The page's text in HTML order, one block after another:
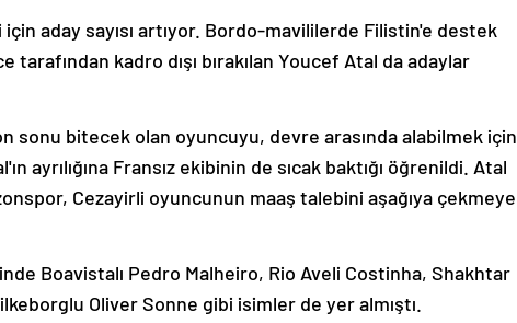
aday sayısı artıyor. Bordo-mavililerde Filistin'e destek
tarafından kadro dışı bırakılan Youcef Atal da adaylar
sonu bitecek olan oyuncuyu, devre arasında alabilmek için
ayrılığına Fransız ekibinin de sıcak baktığı öğrenildi. Atal
Cezayirli oyuncunun maaş talebini aşağıya çekmeye
Boavistalı Pedro Malheiro, Rio Aveli Costinha, Shakhtar
Oliver Sonne gibi isimler de yer almıştı.